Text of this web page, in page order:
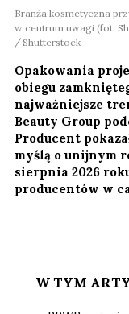
Branża kosmetyczna
w centrum uwagi (fot.
Shutterstock
Opakowania
obiegu
najważniejsze
Beauty Group
Producent
myślą o unijnym
sierpnia 2026
producentów w
W TYM